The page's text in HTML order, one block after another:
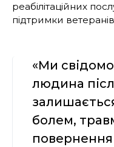
реабілітаційних
підтримки
«Ми
людина
болем,